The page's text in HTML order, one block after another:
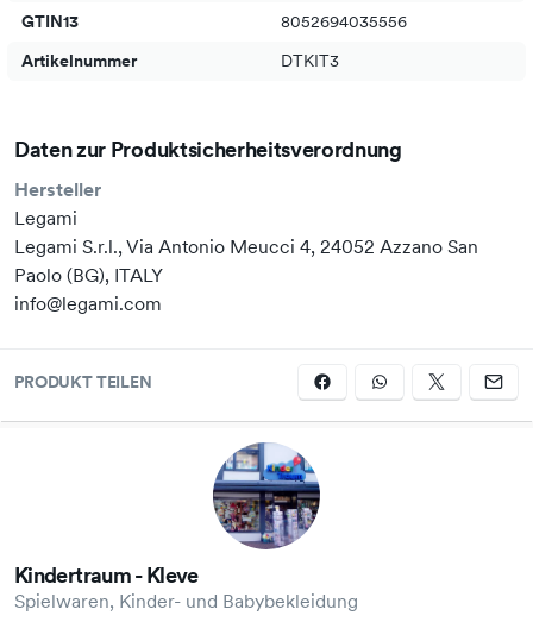
GTIN13
8052694035556
Artikelnummer
DTKIT3
Daten zur Produktsicherheitsverordnung
Hersteller
Legami
Legami S.r.l., Via Antonio Meucci 4, 24052 Azzano San
Paolo (BG), ITALY
info@legami.com
PRODUKT TEILEN
Kindertraum - Kleve
Spielwaren, Kinder- und Babybekleidung